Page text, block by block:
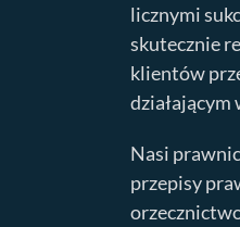
licznymi
skutecznie
klientów
działającym
Nasi
przepisy